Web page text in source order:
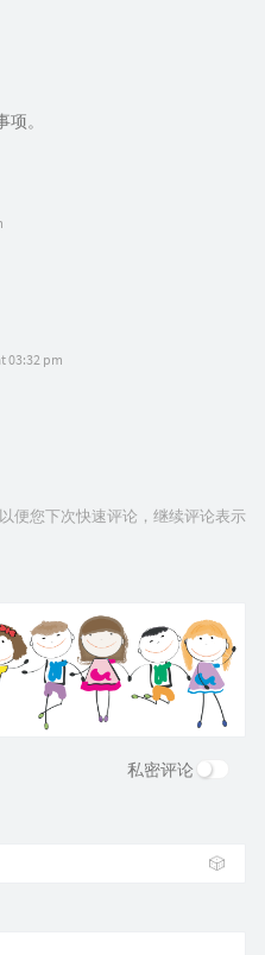
。
03:32 pm
便您下次快速评论，继续评论表示
私密评论
🎲